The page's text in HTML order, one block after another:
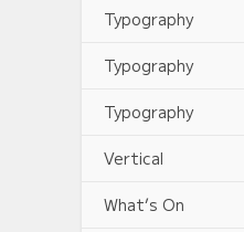
Typography
Typography
Typography
Vertical
What’s On